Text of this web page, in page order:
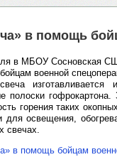
в помощь
в МБОУ Сосновская
военной
полоски
горения таких
для освещения,
свечах.
в помощь бойцам